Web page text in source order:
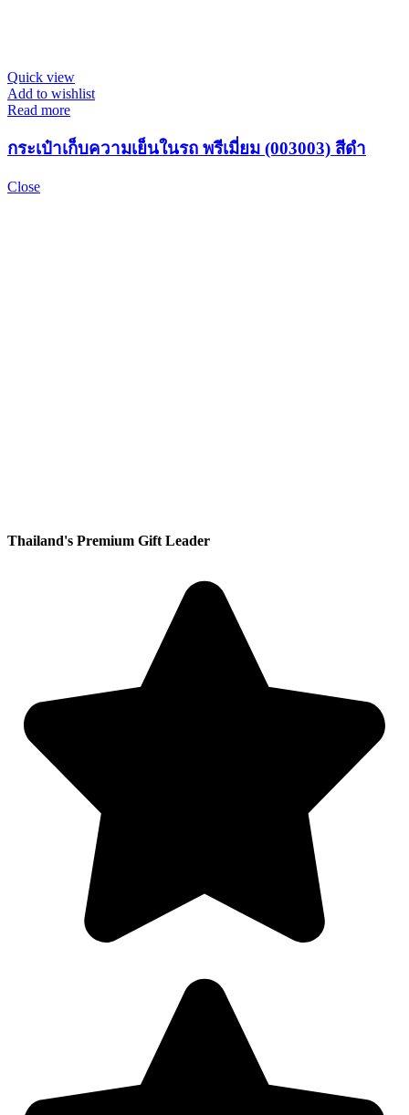
Quick view
Add to wishlist
Read more
กระเป๋าเก็บความเย็นในรถ พรีเมี่ยม (003003) สีดำ
Close
Thailand's Premium Gift Leader